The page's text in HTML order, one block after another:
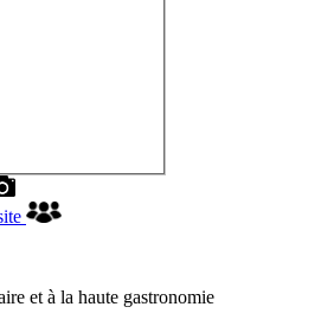
et à la haute gastronomie